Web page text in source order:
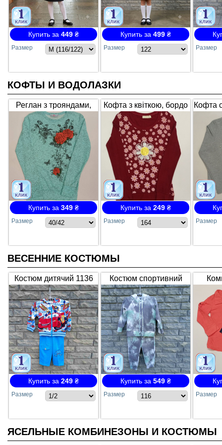
Купить за 449 ₴
Размер
Купить за 499 ₴
Размер Размер
КОФТЫ И ВОДОЛАЗКИ
Реглан з трояндами,
мікс кольорів,
Туреччина арт.112
Купить за 349 ₴
Размер
Кофта з квіткою, бордо
арт.104
Купить за 249 ₴
Размер
Кофта
Размер
ВЕСЕННИЕ КОСТЮМЫ
Костюм дитячий 1136
,,Маквін" в асортименті
Купить за 249 ₴
Размер
Костюм спортивний
дівчинка
Купить за 549 ₴
Размер Размер
ЯСЕЛЬНЫЕ КОМБИНЕЗОНЫ И КОСТЮМЫ